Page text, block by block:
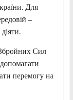
Для
–
Сил
перемогу на